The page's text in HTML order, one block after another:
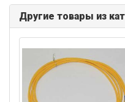
Другие товары из